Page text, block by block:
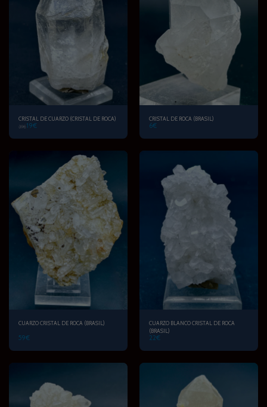
CRISTAL DE CUARZO (CRISTAL DE ROCA)
39€19€
CRISTAL DE ROCA (BRASIL)
6€
CUARZO CRISTAL DE ROCA (BRASIL)
59€
CUARZO BLANCO CRISTAL DE ROCA
(BRASIL)
22€